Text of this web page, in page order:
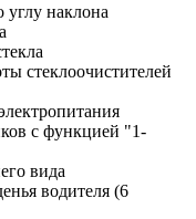
углу наклона
стеклоочистителей
с функцией "1-
вида
водителя (6